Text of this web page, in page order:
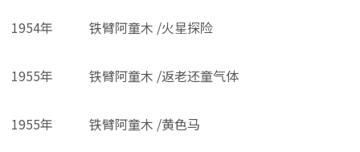
1954年 铁臂阿童木 /火星探险
1955年 铁臂阿童木 /返老还童气体
1955年 铁臂阿童木 /黄色马